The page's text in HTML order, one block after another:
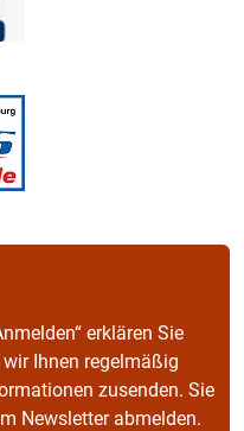
erklären Sie
Ihnen regelmäßig
zusenden. Sie
Newsletter abmelden.